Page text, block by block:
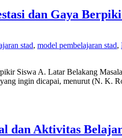
dan Gaya
stad, model pembelajaran stad,
Siswa A. Latar Belakang
ingin dicapai, menurut (N. K.
dan Aktivitas